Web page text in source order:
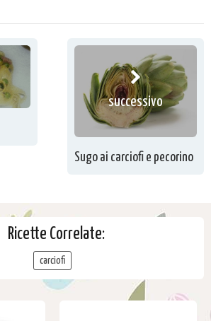
successivo
Sugo ai carciofi e pecorino
Ricette Correlate:
carciofi